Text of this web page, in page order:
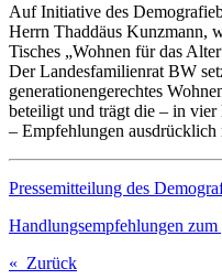
Auf Initiative des
Herrn Thaddäus Kunzmann,
Tisches „Wohnen für das
Der Landesfamilienrat BW
generationengerechtes
beteiligt und trägt die – in vier
– Empfehlungen ausdrücklich
Pressemitteilung des
Handlungsempfehlungen
« Zurück